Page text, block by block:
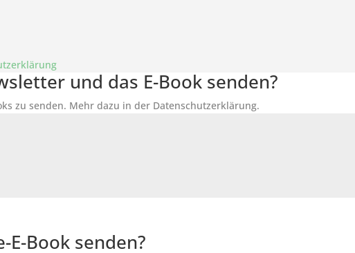
und das E-Book senden?
zu senden. Mehr dazu in der Datenschutzerklärung.
Book senden?